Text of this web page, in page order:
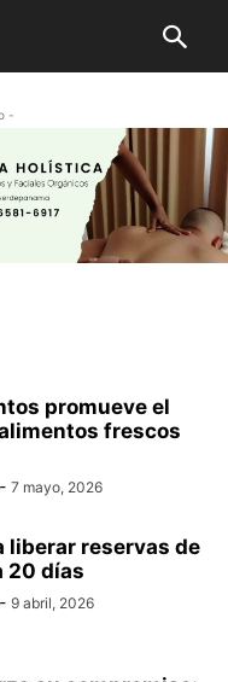
-
promueve el
frescos
- 7 mayo, 2026
liberar reservas de
20 días
- 9 abril, 2026